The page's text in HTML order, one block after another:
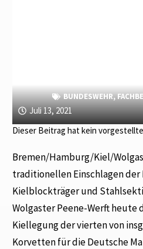
BUNDESWEHR,
Juli 13, 2021
Dieser Beitrag hat kein
Bremen/Hamburg/Kiel/
traditionellen Einschlagen
Kielblockträger und
Wolgaster Peene-Werft heute
Kiellegung der vierten von
Korvetten für die Deutsche